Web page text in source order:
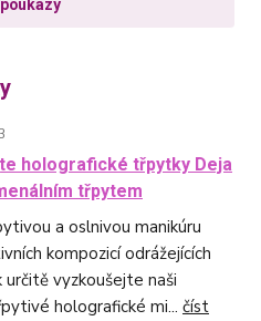
holografické třpytky Deja
třpytem
a oslnivou manikúru
kompozicí odrážejících
určitě vyzkoušejte naši
holografické mi... číst